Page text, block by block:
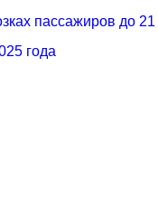
пассажиров до 21
года